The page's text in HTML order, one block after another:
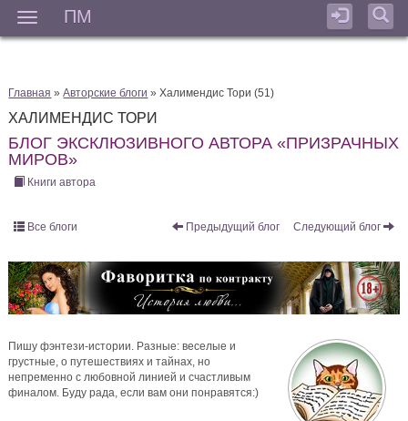
ПМ
Главная »Авторские блоги » Халимендис Тори (51)
ХАЛИМЕНДИС ТОРИ
БЛОГ ЭКСКЛЮЗИВНОГО АВТОРА «ПРИЗРАЧНЫХ
МИРОВ»
Книги автора
Предыдущий блог Следующий блог
Все блоги
Пишу фэнтези-истории. Разные: веселые и
грустные, о путешествиях и тайнах, но
непременно с любовной линией и счастливым
финалом. Буду рада, если вам они понравятся:)